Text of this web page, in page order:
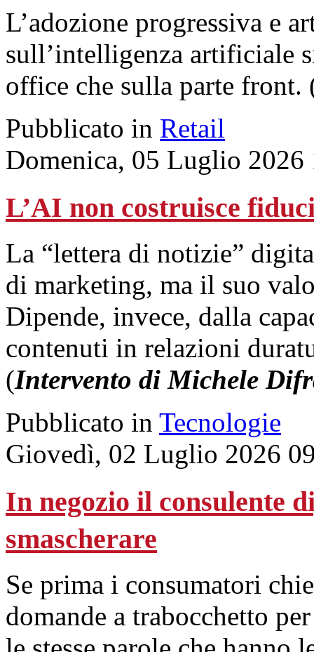
L’adozione progressiva e
sull’intelligenza artificiale
office che sulla parte
Pubblicato in Retail
Domenica, 05 Luglio 2026
L’AI non costruisce
La “lettera di notizie”
di marketing, ma il suo
Dipende, invece, dalla
contenuti in relazioni
(Intervento di Michele
Pubblicato in Tecnologie
Giovedì, 02 Luglio 2026
In negozio il consulente
smascherare
Se prima i consumatori
domande a trabocchetto